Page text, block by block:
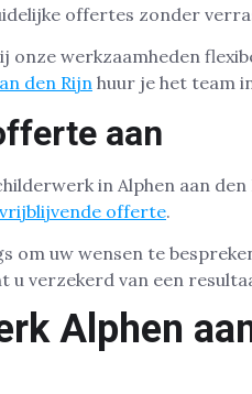
offertes zonder
onze werkzaamheden
den Rijnhuur je het team
aan
in Alphen aan
vrijblijvende offerte.
om uw wensen te
u verzekerd van een
Alphen